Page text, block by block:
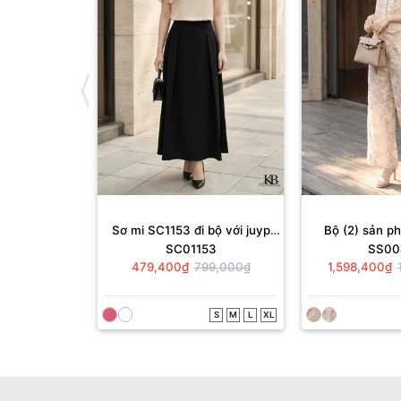
Sơ mi SC1153 đi bộ với juyp
JD643
SC01153
479,400₫ 799,000₫
S M L XL
Bộ (2) sản
1,598,400₫